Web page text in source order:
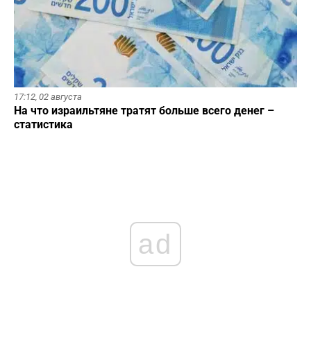
17:12, 02 августа
На что израильтяне тратят больше всего денег –
статистика
ad